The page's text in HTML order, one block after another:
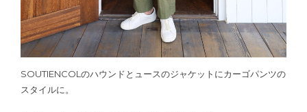
SOUTIENCOLのハウンドとュースのジャケットにカーゴパンツの
スタイルに。